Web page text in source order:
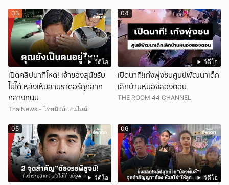
วิดีโอ
03
เปิดคลิปนาทีโหด! เจ้าของสุนัขรับ
ไม่ได้ หลังเห็นลาบราดอร์ถูกลาก
กลางถนน
ThaiNews - ไทยนิวส์ออนไลน์
วิดีโอ
04
เปิดนาที!เก๋งพุ่งชนศูนย์พัฒนาเด็ก
เล็กบ้านหนองสองตอน
THE ROOM 44 CHANNEL
วิดีโอ
05
วิดีโอ
06